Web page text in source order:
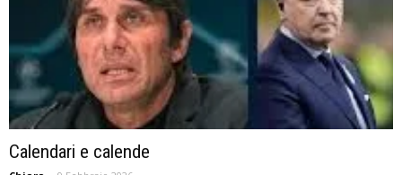
Calendari e calende